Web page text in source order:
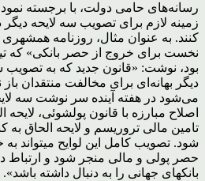
رسانه‌های حامی دولت، با برجسته
کنند. به عنوان مثال، روزنامه
نخست برای خروج از حصر بانکی» که
بود، نوشت: «قانون جدید که به
دیگر بهانه‌ای برای مخالفت منتقدان
می‌شود در هفته آینده سر نوشت سه
اصلاح مبارزه با قانون پولشوئی، لایحه
تامین مالی تروریسم و لایحه الحاق
شود. تصویب کامل این لوایح میتواند به
حصر پولی و مالی منجر شود و ارتباط
بانکهای جهانی را به دنبال داشته باشد».